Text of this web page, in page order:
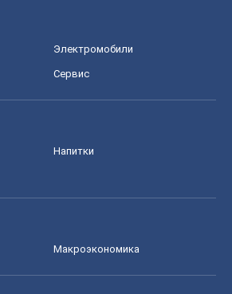
Электромобили
Сервис
Напитки
Mакроэкономика